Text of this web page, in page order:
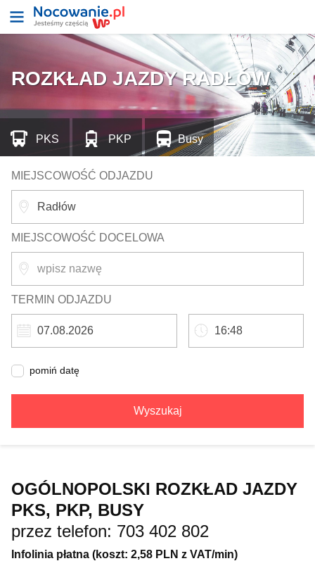
ROZKŁAD JAZDY RADŁÓW
MIEJSCOWOŚĆ ODJAZDU
MIEJSCOWOŚĆ DOCELOWA
TERMIN ODJAZDU
pomiń datę
Wyszukaj
PKS PKP Busy
OGÓLNOPOLSKI ROZKŁAD JAZDY
PKS, PKP, BUSY
przez telefon: 703 402 802
Infolinia płatna (koszt: 2,58 PLN z VAT/min)